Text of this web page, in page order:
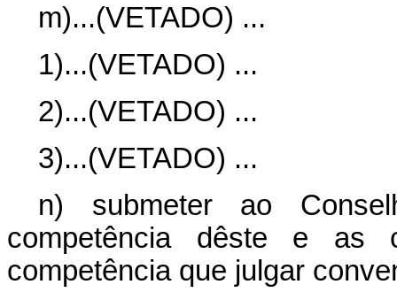
m)...(VETADO) ...
1)...(VETADO) ...
2)...(VETADO) ...
3)...(VETADO) ...
n) submeter ao
competência dêste e as
competência que julgar